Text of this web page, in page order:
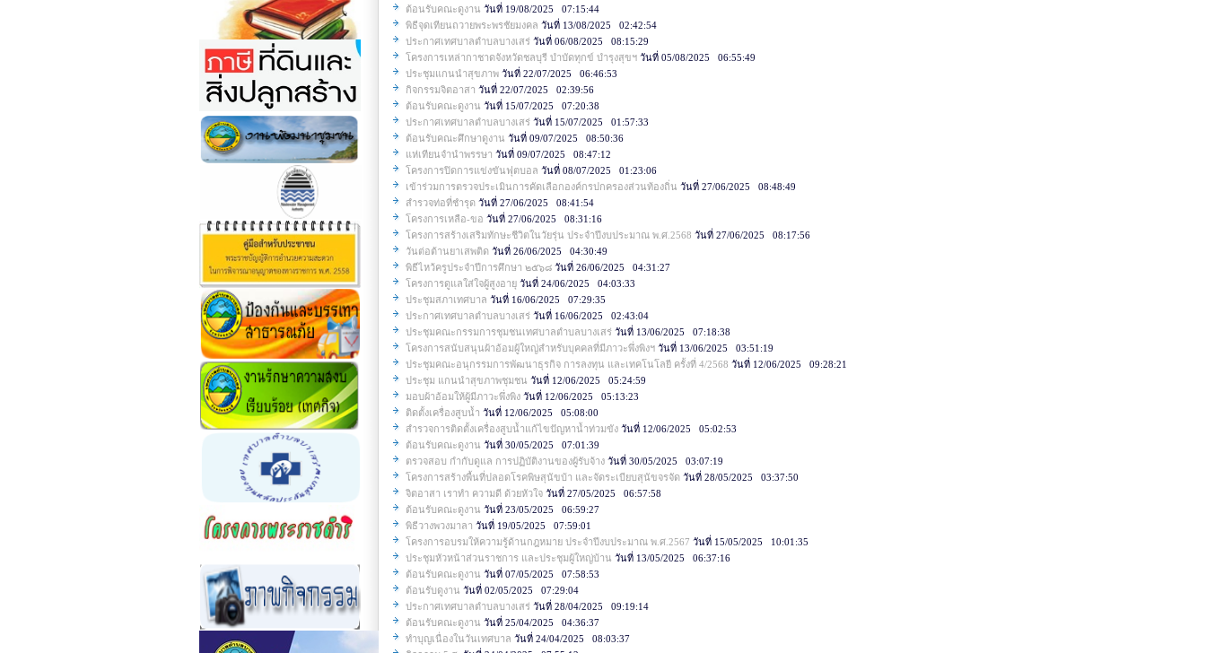
ต้อนรับคณะดูงาน วันที่ 19/08/2025 07:15:44
พิธีจุดเทียนถวายพระพรชัยมงคล วันที่ 13/08/2025 02:42:54
ประกาศเทศบาลตำบลบางเสร่ วันที่ 06/08/2025 08:15:29
โครงการเหล่ากาชาดจังหวัดชลบุรี บำบัดทุกข์ บำรุงสุขฯ วันที่ 05/08/2025 06:55:49
ประชุมแกนนำสุขภาพ วันที่ 22/07/2025 06:46:53
กิจกรรมจิตอาสา วันที่ 22/07/2025 02:39:56
ต้อนรับคณะดูงาน วันที่ 15/07/2025 07:20:38
ประกาศเทศบาลตำบลบางเสร่ วันที่ 15/07/2025 01:57:33
ต้อนรับคณะศึกษาดูงาน วันที่ 09/07/2025 08:50:36
แห่เทียนจำนำพรรษา วันที่ 09/07/2025 08:47:12
โครงการปิดการแข่งขันฟุตบอล วันที่ 08/07/2025 01:23:06
เข้าร่วมการตรวจประเมินการคัดเลือกองค์กรปกครองส่วนท้องถิ่น วันที่ 27/06/2025 08:48:49
สำรวจท่อที่ชำรุดวันที่ 27/06/2025 08:41:54
โครงการเหลือ-ขอ วันที่ 27/06/2025 08:31:16
โครงการสร้างเสริมทักษะชีวิตในวัยรุ่น ประจำปีงบประมาณ พ.ศ.2568วันที่ 27/06/2025 08:17:56
วันต่อต้านยาเสพติด วันที่ 26/06/2025 04:30:49
พิธีไหว้ครูประจำปีการศึกษา ๒๕๖๘ วันที่ 26/06/2025 04:31:27
โครงการดูแลใส่ใจผู้สูงอายุ วันที่ 24/06/2025 04:03:33
ประชุมสภาเทศบาล วันที่ 16/06/2025 07:29:35
ประกาศเทศบาลตำบลบางเสร่ วันที่ 16/06/2025 02:43:04
ประชุมคณะกรรมการชุมชนเทศบาลตำบลบางเสร่ วันที่ 13/06/2025 07:18:38
โครงการสนับสนุนผ้าอ้อมผู้ใหญ่สำหรับบุคคลที่มีภาวะพึ่งพิงฯ วันที่ 13/06/2025 03:51:19
ประชุมคณะอนุกรรมการพัฒนาธุรกิจ การลงทุน และเทคโนโลยี ครั้งที่ 4/2568วันที่ 12/06/2025 09:28:21
ประชุม แกนนำสุขภาพชุมชน วันที่ 12/06/2025 05:24:59
มอบผ้าอ้อมให้ผู้มีภาวะพึ่งพิง วันที่ 12/06/2025 05:13:23
ติดตั้งเครื่องสูบน้ำ วันที่ 12/06/2025 05:08:00
สำรวจการติดตั้งเครื่องสูบน้ำแก้ไขปัญหาน้ำท่วมขัง วันที่ 12/06/2025 05:02:53
ต้อนรับคณะดูงาน วันที่ 30/05/2025 07:01:39
ตรวจสอบ กำกับดูแล การปฏิบัติงานของผู้รับจ้าง วันที่ 30/05/2025 03:07:19
โครงการสร้างพื้นที่ปลอดโรคพิษสุนัขบ้า และจัดระเบียบสุนัขจรจัด วันที่ 28/05/2025 03:37:50
จิตอาสา เราทำ ความดี ด้วยหัวใจ วันที่ 27/05/2025 06:57:58
ต้อนรับคณะดูงาน วันที่ 23/05/2025 06:59:27
พิธีวางพวงมาลา วันที่ 19/05/2025 07:59:01
โครงการอบรมให้ความรู้ด้านกฎหมาย ประจำปีงบประมาณ พ.ศ.2567วันที่ 15/05/2025 10:01:35
ประชุมหัวหน้าส่วนราชการ และประชุมผู้ใหญ่บ้าน วันที่ 13/05/2025 06:37:16
ต้อนรับคณะดูงาน วันที่ 07/05/2025 07:58:53
ต้อนรับดูงาน วันที่ 02/05/2025 07:29:04
ประกาศเทศบาลตำบลบางเสร่ วันที่ 28/04/2025 09:19:14
ต้อนรับคณะดูงาน วันที่ 25/04/2025 04:36:37
ทำบุญเนื่องในวันเทศบาล วันที่ 24/04/2025 08:03:37